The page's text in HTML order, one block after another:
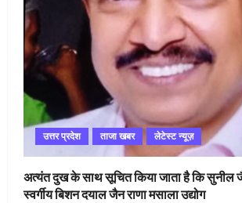
उत्तर प्रदेश ताजा खबर लेटेस्ट न्यूज़
अत्यंत दुख के साथ सूचित किया जाता है कि सुनील
स्वर्गीय बिशन दयाल जैन राणा मसाला उद्योग